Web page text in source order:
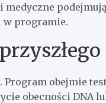
w programie.
obejmie test
obecności DNA